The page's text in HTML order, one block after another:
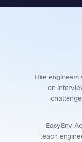
Hire
on
EasyEnv
teach